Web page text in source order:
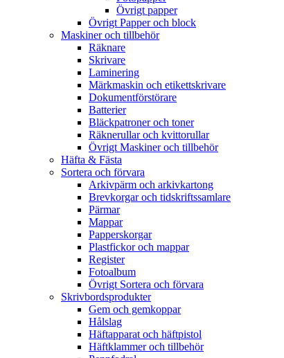
Övrigt papper
Övrigt Papper och block
Maskiner och tillbehör
Räknare
Skrivare
Laminering
Märkmaskin och etikettskrivare
Dokumentförstörare
Batterier
Bläckpatroner och toner
Räknerullar och kvittorullar
Övrigt Maskiner och tillbehör
Häfta & Fästa
Sortera och förvara
Arkivpärm och arkivkartong
Brevkorgar och tidskriftssamlare
Pärmar
Mappar
Papperskorgar
Plastfickor och mappar
Register
Fotoalbum
Övrigt Sortera och förvara
Skrivbordsprodukter
Gem och gemkoppar
Hålslag
Häftapparat och häftpistol
Häftklammer och tillbehör